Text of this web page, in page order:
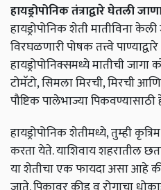
हायड्रोपोनिक तंत्राद्वारे घेतली
हायड्रोपोनिक शेती मातीविना केली
विरघळणारी पोषक तत्त्वे
हायड्रोपोनिक्समध्ये मातीची जागा
टोमॅटो, सिमला मिरची, मिरची
पौष्टिक पालेभाज्या
हायड्रोपोनिक शेतीमध्ये, तुम्ही
करता येते. याशिवाय शहरातील
या शेतीचा एक फायदा असा आहे